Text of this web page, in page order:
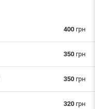
400 грн
350 грн
350 грн
320 грн